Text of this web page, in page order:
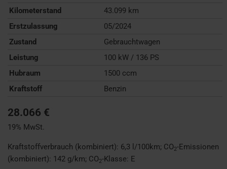
Kilometerstand
43.099 km
Erstzulassung
05/2024
Zustand
Gebrauchtwagen
Leistung
100 kW / 136 PS
Hubraum
1500 ccm
Kraftstoff
Benzin
28.066 €
19% MwSt.
Kraftstoffverbrauch (kombiniert): 6,3 l/100km; CO2-Emissionen
(kombiniert): 142 g/km; CO2-Klasse: E